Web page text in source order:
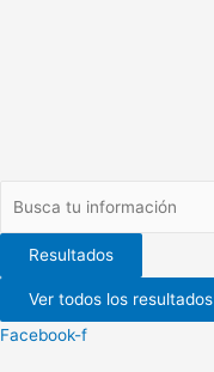
Resultados
Ver todos los resultados
Facebook-f